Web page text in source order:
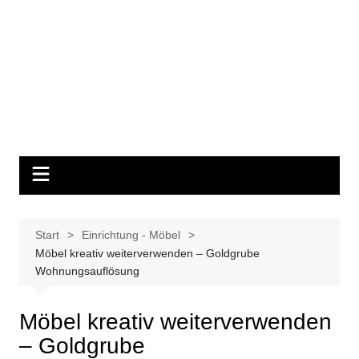
Start
Einrichtung - Möbel
Möbel kreativ weiterverwenden – Goldgrube
Wohnungsauflösung
Möbel kreativ weiterverwenden
– Goldgrube